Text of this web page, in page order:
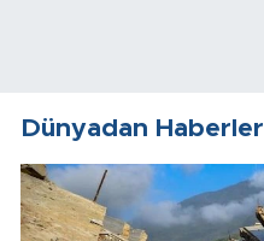
Dünyadan Haberler